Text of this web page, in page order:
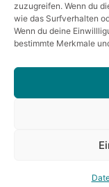
zuzugreifen. Wenn du
wie das Surfverhalten
Wenn du deine
bestimmte Merkmale
Impressum